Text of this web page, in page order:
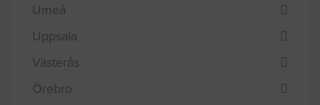
Stockholm
Sundsvall
Umeå
Uppsala